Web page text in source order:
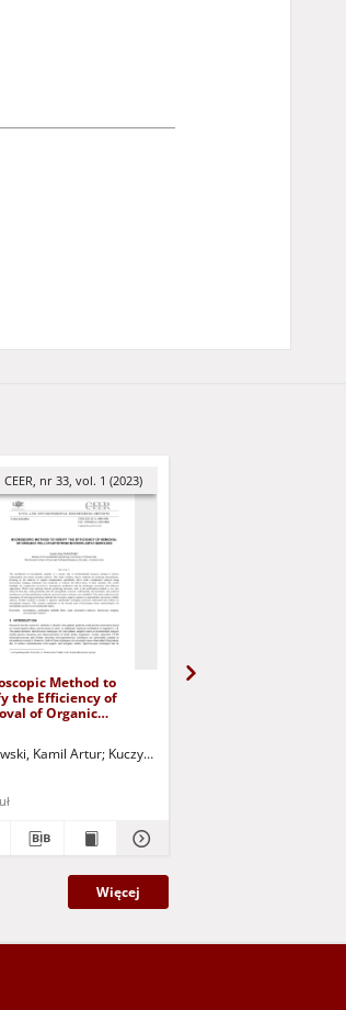
CEER, nr 33, vol. 1 (2023)
Method to
the Efficiency of
of Organic
Kamil Artur Kuczyński, Tadeusz - red.
Więcej